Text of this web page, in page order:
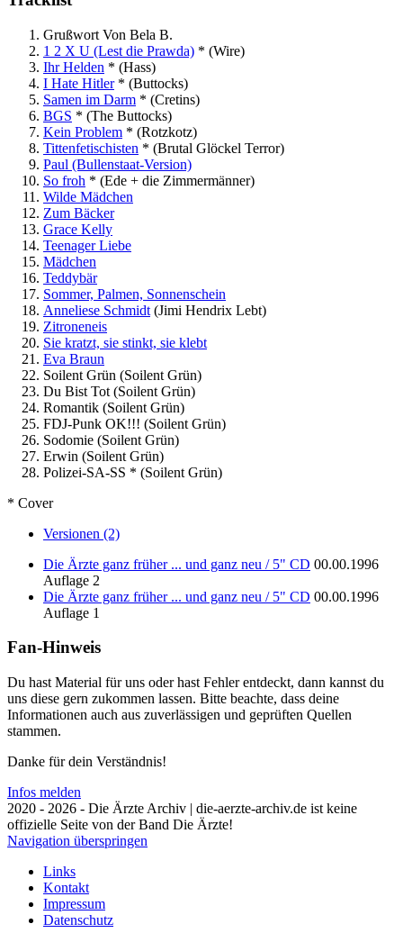
Grußwort Von Bela B.
1 2 X U (Lest die Prawda) * (Wire)
Ihr Helden * (Hass)
I Hate Hitler* (Buttocks)
Samen im Darm * (Cretins)
BGS * (The Buttocks)
Kein Problem * (Rotzkotz)
Tittenfetischisten * (Brutal Glöckel Terror)
Paul (Bullenstaat-Version)
So froh * (Ede + die Zimmermänner)
Wilde Mädchen
Zum Bäcker
Grace Kelly
Teenager Liebe
Mädchen
Teddybär
Sommer, Palmen, Sonnenschein
Anneliese Schmidt (Jimi Hendrix Lebt)
Zitroneneis
Sie kratzt, sie stinkt, sie klebt
Eva Braun
Soilent Grün (Soilent Grün)
Du Bist Tot (Soilent Grün)
Romantik (Soilent Grün)
FDJ-Punk OK!!! (Soilent Grün)
Sodomie (Soilent Grün)
Erwin (Soilent Grün)
Polizei-SA-SS * (Soilent Grün)
* Cover
Versionen (2)
Die Ärzte ganz früher ... und ganz neu / 5" CD 00.00.1996
Auflage 2
Die Ärzte ganz früher ... und ganz neu / 5" CD 00.00.1996
Auflage 1
Fan-Hinweis
Du hast Material für uns oder hast Fehler entdeckt, dann kannst du
uns diese gern zukommen lassen. Bitte beachte, dass deine
Informationen auch aus zuverlässigen und geprüften Quellen
stammen.
Danke für dein Verständnis!
Infos melden
2020 - 2026 - Die Ärzte Archiv | die-aerzte-archiv.de ist keine
offizielle Seite von der Band Die Ärzte!
Navigation überspringen
Links
Kontakt
Impressum
Datenschutz